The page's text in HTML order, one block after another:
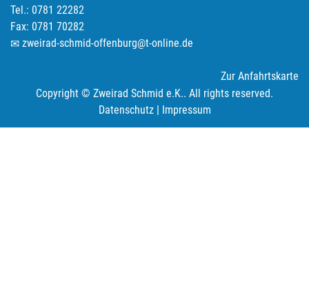
Tel.: 0781 22282
Fax: 0781 70282
zweirad-schmid-offenburg@t-online.de
Zur Anfahrtskarte
Copyright © Zweirad Schmid e.K.. All rights reserved.
Datenschutz| Impressum